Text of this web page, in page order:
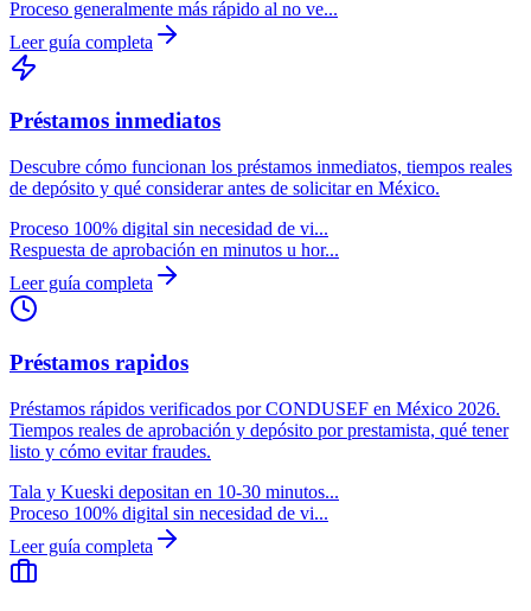
Proceso generalmente más rápido al no ve...
Leer guía completa
Préstamos inmediatos
Descubre cómo funcionan los préstamos inmediatos, tiempos reales
de depósito y qué considerar antes de solicitar en México.
Proceso 100% digital sin necesidad de vi...
Respuesta de aprobación en minutos u hor...
Leer guía completa
Préstamos rapidos
Préstamos rápidos verificados por CONDUSEF en México 2026.
Tiempos reales de aprobación y depósito por prestamista, qué tener
listo y cómo evitar fraudes.
Tala y Kueski depositan en 10-30 minutos...
Proceso 100% digital sin necesidad de vi...
Leer guía completa